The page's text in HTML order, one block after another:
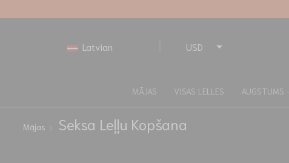
Latvian
USD
MĀJAS VISAS LELLES AUGSTUMS
Mājas Seksa Leļļu Kopšana